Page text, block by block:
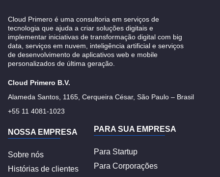
Cloud Primero é uma consultoria em serviços de
tecnologia que ajuda a criar soluções digitais e
implementar iniciativas de transformação digital com big
data, serviços em nuvem, inteligência artificial e serviços
de desenvolvimento de aplicativos web e mobile
personalizados de última geração.
Cloud Primero B.V.
Alameda Santos, 1165, Cerqueira César, São Paulo – Brasil
+55 11 4081-1023
NOSSA EMPRESA
Sobre nós
Histórias de clientes
PARA SUA EMPRESA
Para Startup
Para Corporações